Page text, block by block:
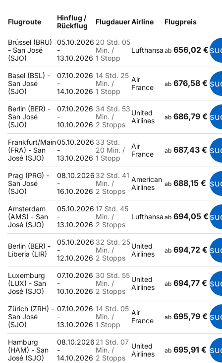
Flugroute
Hinflug /
Rückflug
FlugdauerAirline Flugpreis
Brüssel (BRU)
- San José
(SJO)
05.10.2026
-
13.10.2026
20 Std. 05
Min. /
1 Stopp
Lufthansa ab 656,02 €
Basel (BSL) -
San José
(SJO)
07.10.2026
-
14.10.2026
14 Std. 25
Min. /
1 Stopp
Air
France
ab 676,58 €
Berlin (BER) -
San José
(SJO)
07.10.2026
-
10.10.2026
34 Std. 53
Min. /
2 Stopps
United
Airlines
ab 686,79 €
Frankfurt/Main
(FRA) - San
José (SJO)
05.10.2026
-
13.10.2026
33 Std.
20 Min. /
1 Stopp
Air
France
ab 687,43 €
Prag (PRG) -
San José
(SJO)
08.10.2026
-
16.10.2026
32 Std. 41
Min. /
2 Stopps
American
Airlines
ab 688,15 €
Amsterdam
(AMS) - San
José (SJO)
05.10.2026
-
13.10.2026
17 Std. 45
Min. /
2 Stopps
Lufthansa ab 694,05 €
Berlin (BER) -
Liberia (LIR)
05.10.2026
-
12.10.2026
32 Std. 25
Min. /
2 Stopps
United
Airlines
ab 694,72 €
Luxemburg
(LUX) - San
José (SJO)
07.10.2026
-
10.10.2026
30 Std. 55
Min. /
2 Stopps
United
Airlines
ab 694,77 €
Zürich (ZRH) -
San José
(SJO)
07.10.2026
-
13.10.2026
14 Std. 05
Min. /
1 Stopp
Air
France
ab 695,79 €
Hamburg
(HAM) - San
José (SJO)
08.10.2026
-
14.10.2026
21 Std. 07
Min. /
2 Stopps
United
Airlines
ab 695,91 €